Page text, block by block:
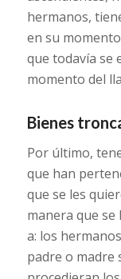
hermanos,
en su
que todavía se
momento del
Bienes
Por último,
que han
que se les
manera que se
a: los
padre o madre